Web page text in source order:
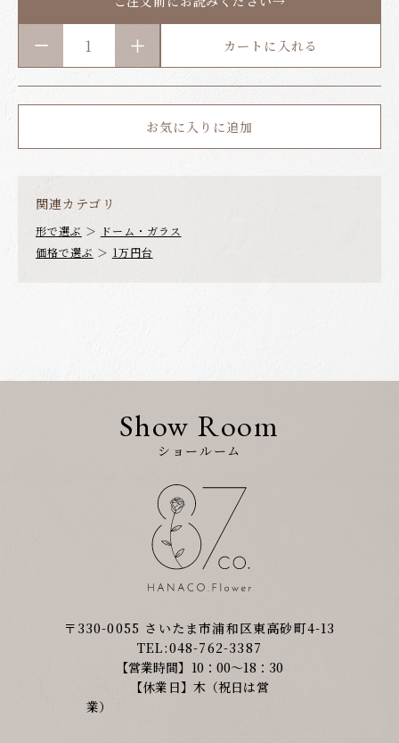
カートに入れる
お気に入りに追加
関連カテゴリ
形で選ぶ ＞ ドーム・ガラス
価格で選ぶ ＞ 1万円台
Show Room
ショールーム
〒330-0055 さいたま市浦和区東高砂町4-13
TEL:048-762-3387
【営業時間】10：00～18：30
【休業日】木（祝日は営
業）